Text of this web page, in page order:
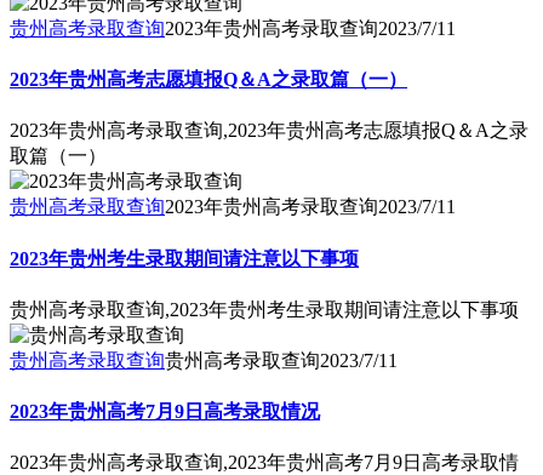
贵州高考录取查询2023年贵州高考录取查询2023/7/11
2023年贵州高考志愿填报Q＆A之录取篇（一）
2023年贵州高考录取查询,2023年贵州高考志愿填报Q＆A之录
取篇（一）
贵州高考录取查询2023年贵州高考录取查询2023/7/11
2023年贵州考生录取期间请注意以下事项
贵州高考录取查询,2023年贵州考生录取期间请注意以下事项
贵州高考录取查询贵州高考录取查询2023/7/11
2023年贵州高考7月9日高考录取情况
2023年贵州高考录取查询,2023年贵州高考7月9日高考录取情